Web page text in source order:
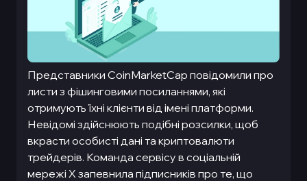
Представники CoinMarketCap повідомили про
листи з фішинговими посиланнями, які
отримують їхні клієнти від імені платформи.
Невідомі здійснюють подібні розсилки, щоб
вкрасти особисті дані та криптовалюти
трейдерів. Команда сервісу в соціальній
мережі Х запевнила підписників про те, що